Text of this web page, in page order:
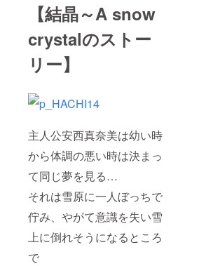
【結晶～A snow
crystalのストー
リー】
主人公安西真奈美は幼い時
から体調の悪い時は決まっ
て同じ夢を見る…
それは雪原に一人ぼっちで
佇み、やがて意識を失い雪
上に倒れそうになるところ
で